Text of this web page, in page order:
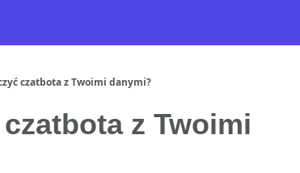
czatbota z Twoimi danymi?
z Twoimi